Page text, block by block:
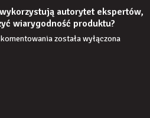
czas
nie
uzupełnię
braku
JDG
chroni
przedsiębiorcę
autorytet ekspertów,
wiarygodność produktu?
Jak
została wyłączona